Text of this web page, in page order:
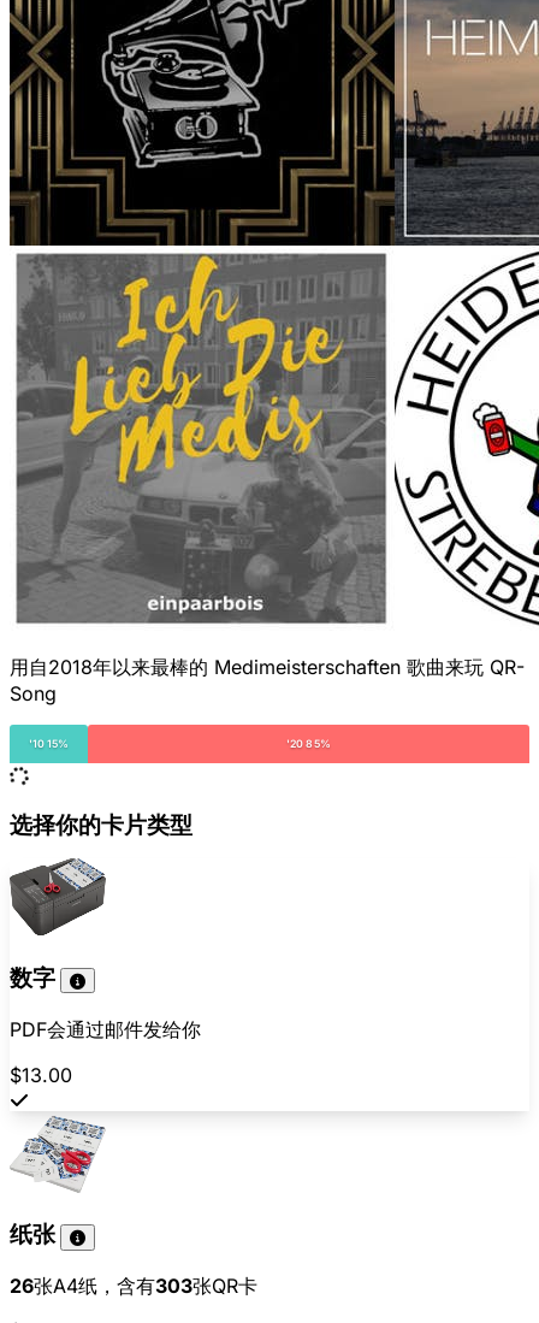
用自2018年以来最棒的 Medimeisterschaften 歌曲来玩 QR-
Song
'10 15% '20 85%
选择你的卡片类型
数字
PDF会通过邮件发给你
$13.00
纸张
26张A4纸，含有303张QR卡